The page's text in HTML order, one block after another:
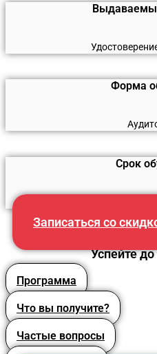
Форма
Срок
Записаться со
Успейте до
Программа
Что вы получите?
Частые вопросы